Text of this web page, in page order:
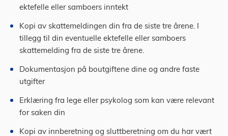
ektefelle eller samboers inntekt
Kopi av skattemeldingen din fra de siste tre årene. I
tillegg til din eventuelle ektefelle eller samboers
skattemelding fra de siste tre årene.
Dokumentasjon på boutgiftene dine og andre faste
utgifter
Erklæring fra lege eller psykolog som kan være relevant
for saken din
Kopi av innberetning og sluttberetning om du har vært